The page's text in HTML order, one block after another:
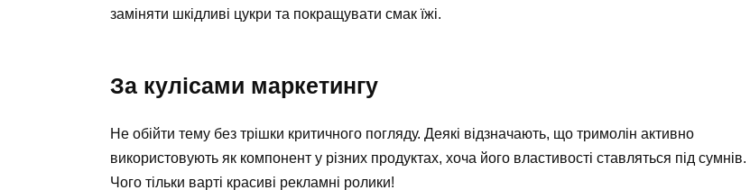
заміняти шкідливі цукри та покращувати смак їжі.
За кулісами маркетингу
Не обійти тему без трішки критичного погляду. Деякі відзначають, що тримолін активно
використовують як компонент у різних продуктах, хоча його властивості ставляться під сумнів.
Чого тільки варті красиві рекламні ролики!